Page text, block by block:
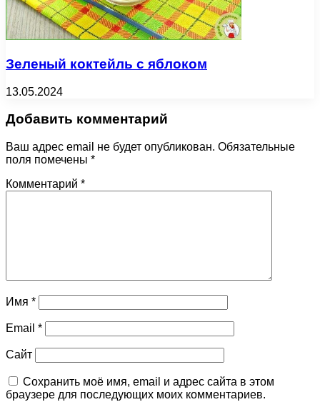
Зеленый коктейль с яблоком
13.05.2024
Добавить комментарий
Ваш адрес email не будет опубликован. Обязательные
поля помечены *
Комментарий *
Имя *
Email *
Сайт
Сохранить моё имя, email и адрес сайта в этом
браузере для последующих моих комментариев.